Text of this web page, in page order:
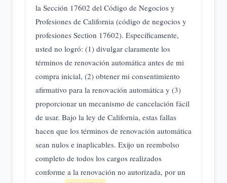
la Sección 17602 del Código de Negocios y
Profesiones de California (código de negocios y
profesiones Section 17602). Específicamente,
usted no logró: (1) divulgar claramente los
términos de renovación automática antes de mi
compra inicial, (2) obtener mi consentimiento
afirmativo para la renovación automática y (3)
proporcionar un mecanismo de cancelación fácil
de usar. Bajo la ley de California, estas fallas
hacen que los términos de renovación automática
sean nulos e inaplicables. Exijo un reembolso
completo de todos los cargos realizados
conforme a la renovación no autorizada, por un